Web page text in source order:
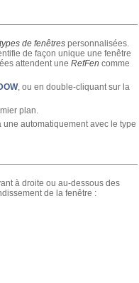
types de fenêtres personnalisées.
de façon unique une fenêtre
attendent une RefFen comme
, ou en double-cliquant sur la
plan.
automatiquement avec le type
à droite ou au-dessous des
de la fenêtre :